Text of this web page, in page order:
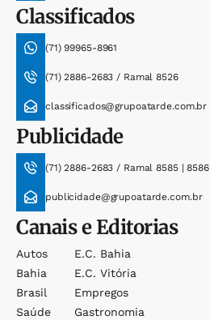
Classificados
(71) 99965-8961
(71) 2886-2683 / Ramal 8526
classificados@grupoatarde.com.br
Publicidade
(71) 2886-2683 / Ramal 8585 | 8586
publicidade@grupoatarde.com.br
Canais e Editorias
Autos
Bahia
Brasil
Saúde
E.c. Bahia
E.c. Vitória
Empregos
Gastronomia